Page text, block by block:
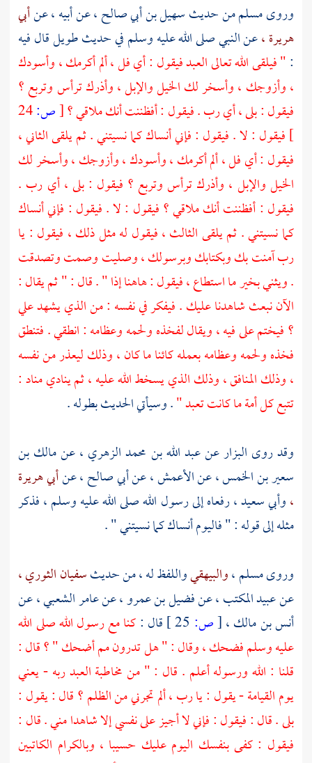
وروىمسلممن حديثسهيل بن أبي صالح ،عن أبيه ، عنأبي
هريرة ،عن النبي صلى الله عليه وسلم في حديث طويل قال فيه
:" فيلقى الله تعالى العبد فيقول : أي فل ، ألم أكرمك ، وأسودك
، وأزوجك ، وأسخر لك الخيل والإبل ، وأذرك ترأس وتربع ؟
فيقول : بلى ، أي رب . فيقول : أفظننت أنك ملاقي ؟[ص:24
]فيقول : لا . فيقول : فإني أنساك كما نسيتني . ثم يلقى الثاني ،
فيقول : أي فل ، ألم أكرمك ، وأسودك ، وأزوجك ، وأسخر لك
الخيل والإبل ، وأذرك ترأس وتربع ؟ فيقول : بلى ، أي رب .
فيقول : أفظننت أنك ملاقي ؟ فيقول : لا . فيقول : فإني أنساك
كما نسيتني . ثم يلقى الثالث ، فيقول له مثل ذلك ، فيقول : يا
رب آمنت بك وبكتابك وبرسولك ، وصليت وصمت وتصدقت
. ويثني بخير ما استطاع ، فيقول : هاهنا إذا " . قال : " ثم يقال :
الآن نبعث شاهدنا عليك . فيفكر في نفسه : من الذي يشهد علي
؟ فيختم على فيه ، ويقال لفخذه ولحمه وعظامه : انطقي . فتنطق
فخذه ولحمه وعظامه بعمله كائنا ما كان ، وذلك ليعذر من نفسه
، وذلك المنافق ، وذلك الذي يسخط الله عليه ، ثم ينادي مناد :
تتبع كل أمة ما كانت تعبد ". وسيأتي الحديث بطوله .
وقد روى البزارعنعبد الله بن محمد الزهري ،عنمالك بن
سعير بن الخمس ،عنالأعمش ،عنأبي صالح ،عنأبي هريرة
،وأبي سعيد ،رفعاه إلى رسول الله صلى الله عليه وسلم ، فذكر
مثله إلى قوله : " فاليوم أنساك كما نسيتني " .
وروىمسلم ،والبيهقيواللفظ له ، من حديثسفيان الثوري ،
عنعبيد المكتب ،عنفضيل بن عمرو ،عنعامر الشعبي ،عن
أنس بن مالك ،[ص: قال :كنا مع رسول الله صلى الله
عليه وسلم فضحك ، وقال : " هل تدرون مم أضحك " ؟ قال :
قلنا : الله ورسوله أعلم . قال : " من مخاطبة العبد ربه - يعني
يوم القيامة - يقول : يا رب ، ألم تجرني من الظلم ؟ قال : يقول :
بلى . قال : فيقول : فإني لا أجيز على نفسي إلا شاهدا مني . قال :
فيقول : كفى بنفسك اليوم عليك حسيبا ، وبالكرام الكاتبين